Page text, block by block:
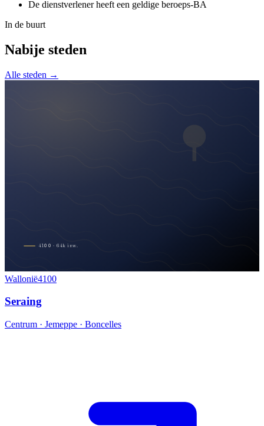
De dienstverlener heeft een geldige beroeps-BA
In de buurt
Nabije steden
Alle steden →
4100 · 64 k inw.
Wallonië4100
Seraing
Centrum · Jemeppe · Boncelles